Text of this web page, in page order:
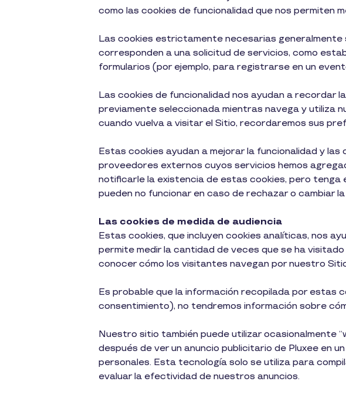
como las cookies de funcionalidad que nos permiten
Las cookies estrictamente necesarias generalmente
corresponden a una solicitud de servicios, como
formularios (por ejemplo, para registrarse en un
Las cookies de funcionalidad nos ayudan a recordar
previamente seleccionada mientras navega y utiliza
cuando vuelva a visitar el Sitio, recordaremos sus
Estas cookies ayudan a mejorar la funcionalidad y
proveedores externos cuyos servicios hemos
notificarle la existencia de estas cookies, pero
pueden no funcionar en caso de rechazar o cambiar
Las cookies de medida de audiencia
Estas cookies, que incluyen cookies analíticas, nos
permite medir la cantidad de veces que se ha
conocer cómo los visitantes navegan por nuestro
Es probable que la información recopilada por estas
consentimiento), no tendremos información sobre
Nuestro sitio también puede utilizar ocasionalmente
después de ver un anuncio publicitario de Pluxee en
personales. Esta tecnología solo se utiliza para
evaluar la efectividad de nuestros anuncios.